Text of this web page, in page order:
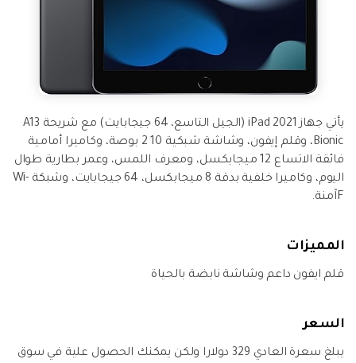
يأتي جهاز iPad 2021 (الجيل التاسع، 64 جيجابايت) مع شريحة A13
Bionic، وقلم إيفون، وشاشة شبكية 10 2 بوصة، وكاميرا أمامية
فائقة الاتساع 12 ميجابكسل، ومعرف اللمس، وعمر بطارية طوال
اليوم، وكاميرا خلفية بدقة 8 ميجابكسل، 64 جيجابايت، وشبكة Wi-
Fآمنة.
المميزات
قلم ايفون داعم وشاشة نابضة بالحياة
السعر
يبلغ سعرة العادي 329 دولارا ولكن يمكنك الحصول علية في سوق